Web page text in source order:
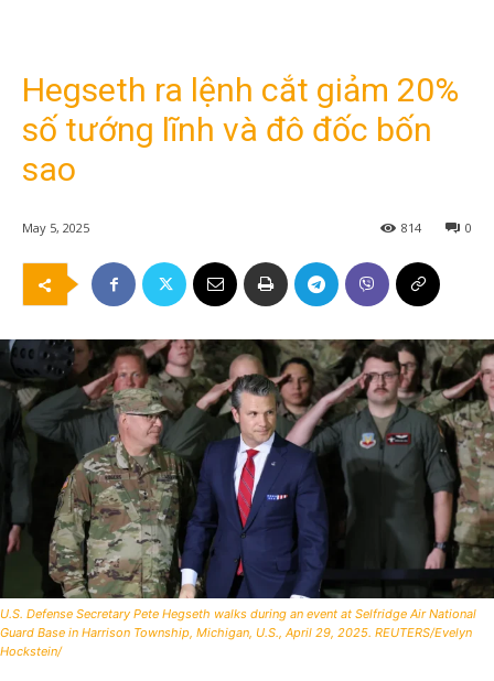
Hegseth ra lệnh cắt giảm 20%
số tướng lĩnh và đô đốc bốn
sao
May 5, 2025 0
814
U.S. Defense Secretary Pete Hegseth walks during an event at Selfridge Air National
Guard Base in Harrison Township, Michigan, U.S., April 29, 2025. REUTERS/Evelyn
Hockstein/